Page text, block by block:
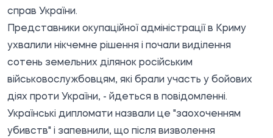
справ України.
Представники окупаційної адміністрації в Криму
ухвалили нікчемне рішення і почали виділення
сотень земельних ділянок російським
військовослужбовцям, які брали участь у бойових
діях проти України, - йдеться в повідомленні.
Українські дипломати назвали це "заохоченням
убивств" і запевнили, що після визволення